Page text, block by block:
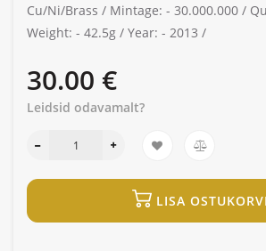
Cu/Ni/Brass / Mintage: - 30.000.000 /
Weight: - 42.5g / Year: - 2013 /
30.00 €
Leidsid odavamalt?
LISA OSTUKORVI